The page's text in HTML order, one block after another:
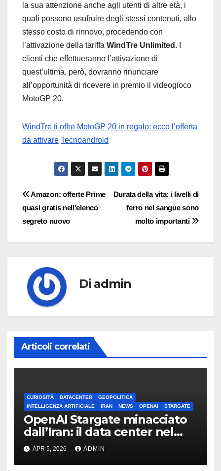
la sua attenzione anche agli utenti di altre età, i
quali possono usufruire degli stessi contenuti, allo
stesso costo di rinnovo, procedendo con
l’attivazione della tariffa WindTre Unlimited . I
clienti che effettueranno l’attivazione di
quest’ultima, però, dovranno rinunciare
all’opportunità di ricevere in premio il videogioco
MotoGP 20.
WindTre ti offre MotoGP 20 in regalo: ecco l’offerta
da attivare Tecnoandroid
Navigazione
articoli
Durata della vita: i livelli di
ferro nel sangue sono
molto importanti
Amazon: offerte Prime
quasi gratis nell’elenco
segreto nuovo
Di admin
Articoli correlati
CURIOSITÀ DATACENTER
GEOPOLITICA
INTELLIGENZA ARTIFICIALE
IRAN NEWS OPENAI STARGATE
OpenAI Stargate minacciato
dall’Iran: il data center nel
mirino
APR 5, 2026 ADMIN